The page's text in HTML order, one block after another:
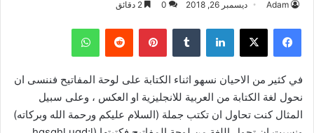
Adam ديسمبر 26, 2018 0
فيسبوك ‫X لينكدإن بينتيريست واتساب
في كثير من الاحيان نسهو اثناء الكتابة على لوحة المفاتيح فننسى ان
نحول لغة الكتابة من العربية للانجليزية او العكس ، وعلى سبيل
المثال كنت تحاول ان تكتب جملة (السلام عليكم ورحمة الله وبركاته)